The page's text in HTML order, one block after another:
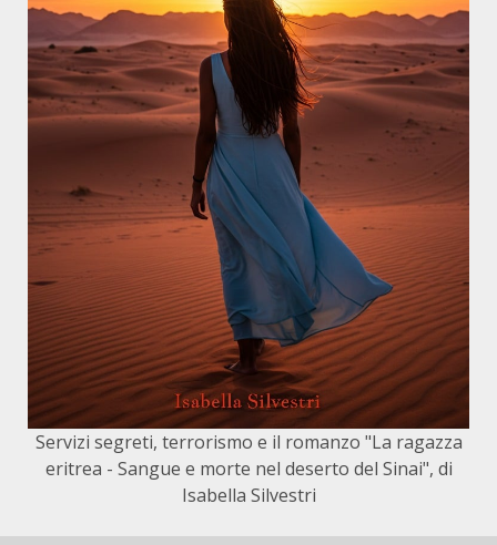
Servizi segreti, terrorismo e il romanzo "La ragazza
eritrea - Sangue e morte nel deserto del Sinai", di
Isabella Silvestri